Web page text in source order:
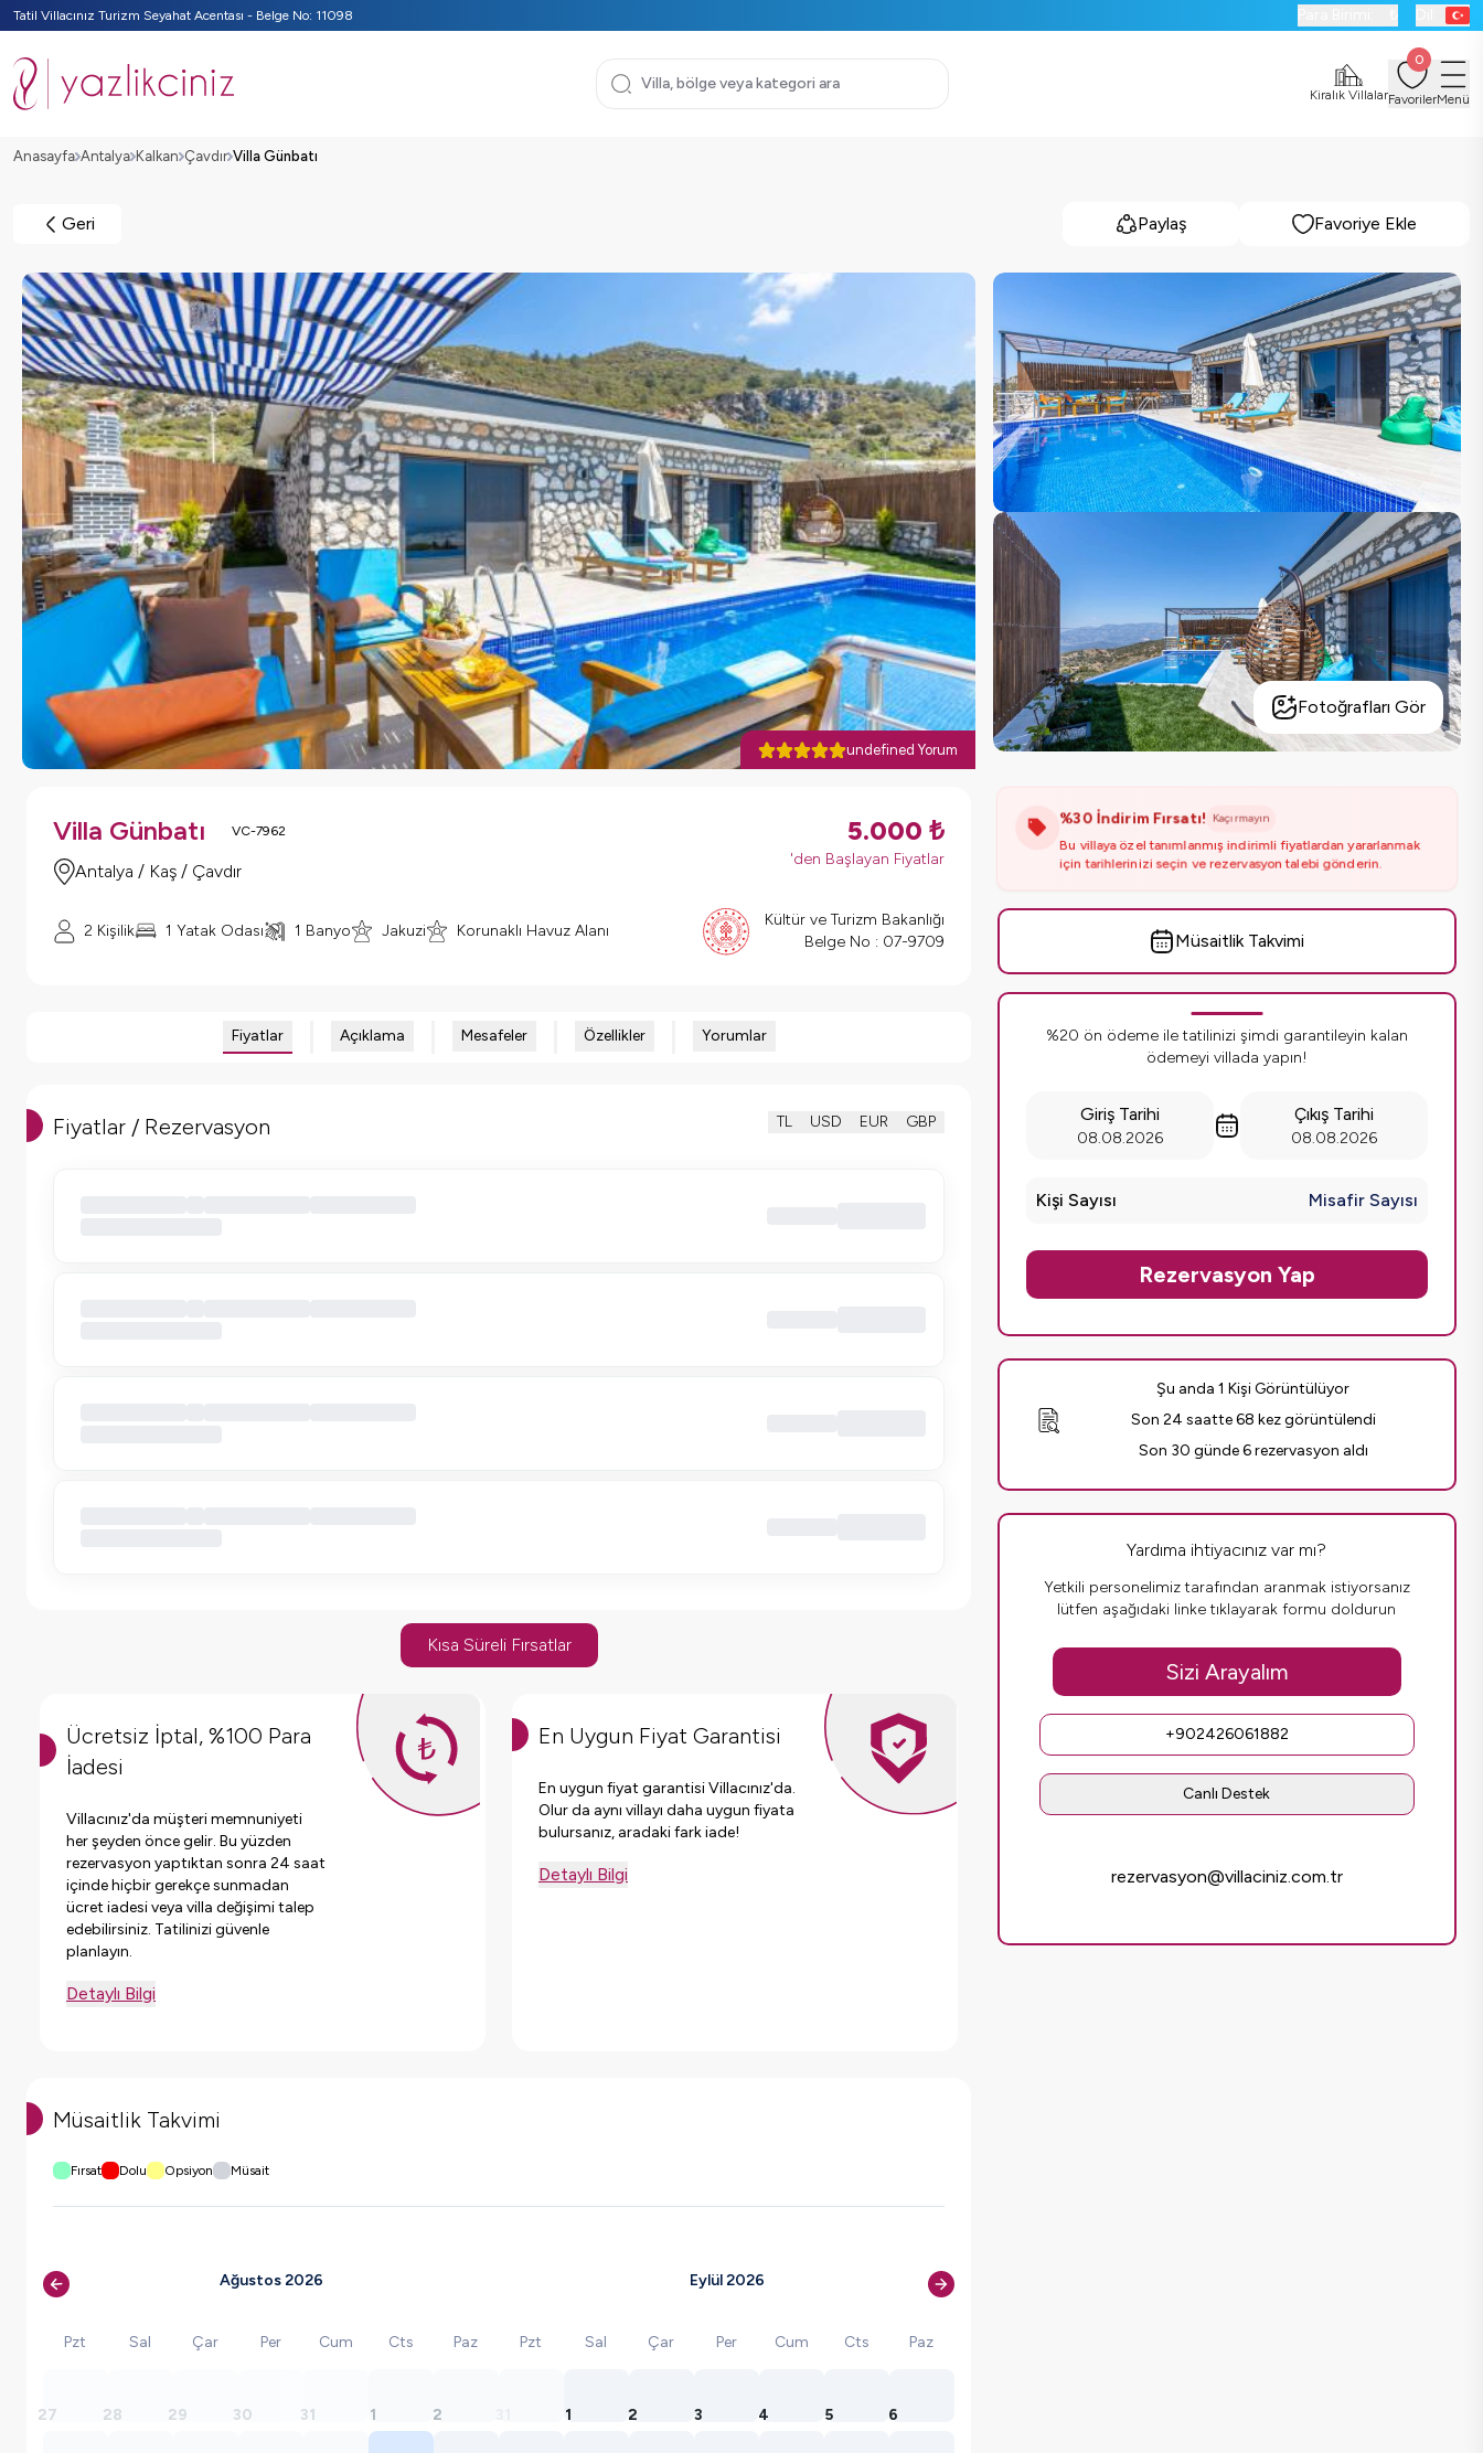
Tatil Villacınız Turizm Seyahat Acentası - Belge No: 11098
Kiralık Villalar
0
FavorilerMenü
Anasayfa Antalya Kalkan Çavdır Villa Günbatı
Geri Paylaş Favoriye Ekle
undefined Yorum
Fotoğrafları Gör
Villa Günbatı VC-7962
Antalya / Kaş / Çavdır
5.000 ₺
'den Başlayan Fiyatlar
2 Kişilik 1 Yatak Odası 1 Banyo Jakuzi Korunaklı Havuz Alanı
Kültür ve Turizm Bakanlığı
Belge No : 07-9709
Fiyatlar Açıklama Mesafeler Özellikler Yorumlar
Fiyatlar / Rezervasyon TL USD EUR GBP
Kısa Süreli Fırsatlar
Ücretsiz İptal, %100 Para
İadesi
Villacınız'da müşteri memnuniyeti
her şeyden önce gelir. Bu yüzden
rezervasyon yaptıktan sonra 24 saat
içinde hiçbir gerekçe sunmadan
ücret iadesi veya villa değişimi talep
edebilirsiniz. Tatilinizi güvenle
planlayın.
Detaylı Bilgi
En Uygun Fiyat Garantisi
En uygun fiyat garantisi Villacınız'da.
Olur da aynı villayı daha uygun fiyata
bulursanız, aradaki fark iade!
Detaylı Bilgi
Müsaitlik Takvimi
Fırsat Dolu Opsiyon Müsait
Ağustos 2026
Pzt Sal Çar Per Cum Cts Paz
27 28 29 30 31 1 2
Eylül 2026
Pzt Sal Çar Per Cum Cts Paz
1 2 3 4 5 6
%30 İndirim Fırsatı! Kaçırmayın
Bu villaya özel tanımlanmış indirimli fiyatlardan yararlanmak
için tarihlerinizi seçin ve rezervasyon talebi gönderin.
Müsaitlik Takvimi
%20 ön ödeme ile tatilinizi şimdi garantileyin kalan
ödemeyi villada yapın!
Giriş Tarihi
08.08.2026
Çıkış Tarihi
08.08.2026
Kişi Sayısı Misafir Sayısı
Rezervasyon Yap
Şu anda 1 Kişi Görüntülüyor
Son 24 saatte 68 kez görüntülendi
Son 30 günde 6 rezervasyon aldı
Yardıma ihtiyacınız var mı?
Yetkili personelimiz tarafından aranmak istiyorsanız
lütfen aşağıdaki linke tıklayarak formu doldurun
Sizi Arayalım
+902426061882
Canlı Destek
rezervasyon@villaciniz.com.tr